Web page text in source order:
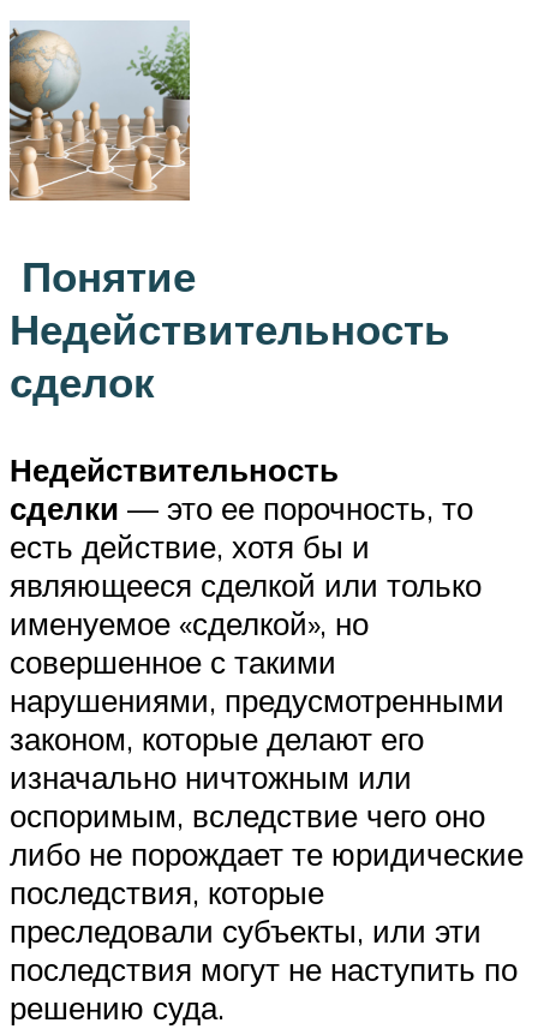
Понятие
Недействительность
сделок
Недействительность
сделки — это ее порочность, то
есть действие, хотя бы и
являющееся сделкой или только
именуемое «сделкой», но
совершенное с такими
нарушениями, предусмотренными
законом, которые делают его
изначально ничтожным или
оспоримым, вследствие чего оно
либо не порождает те юридические
последствия, которые
преследовали субъекты, или эти
последствия могут не наступить по
решению суда.